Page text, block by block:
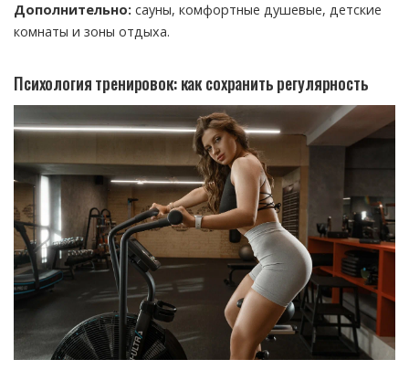
Дополнительно: сауны, комфортные душевые, детские
комнаты и зоны отдыха.
Психология тренировок: как сохранить регулярность